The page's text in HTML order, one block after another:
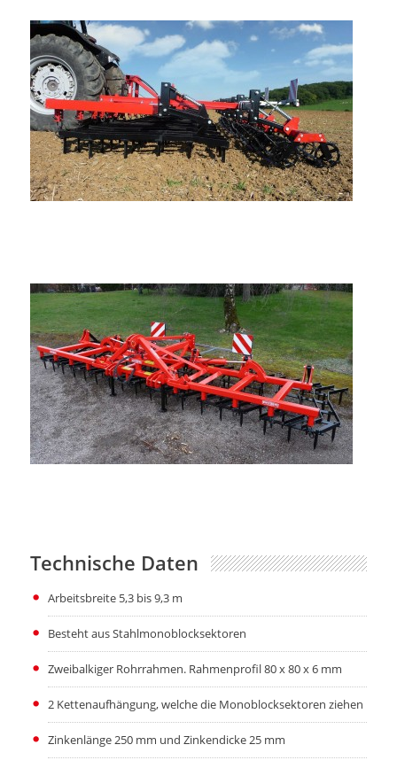
Technische Daten
Arbeitsbreite 5,3 bis 9,3 m
Besteht aus Stahlmonoblocksektoren
Zweibalkiger Rohrrahmen. Rahmenprofil 80 х 80 х 6 mm
2 Kettenaufhängung, welche die Monoblocksektoren ziehen
Zinkenlänge 250 mm und Zinkendicke 25 mm